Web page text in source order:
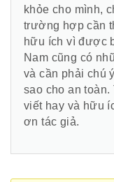
khỏe cho mình,
trường hợp cần
hữu ích vì được
Nam cũng có
và cần phải chú
sao cho an
viết hay và hữu
ơn tác giả.
Hiệp
Nam
BYT